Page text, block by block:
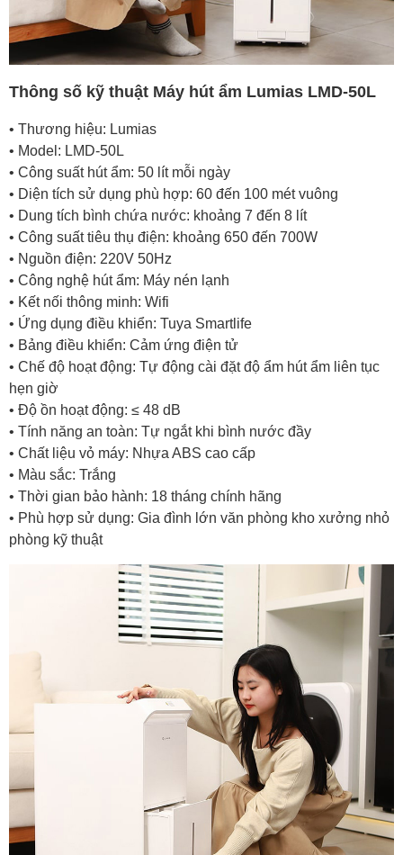
Thông số kỹ thuật Máy hút ẩm Lumias LMD-50L
• Thương hiệu: Lumias
• Model: LMD-50L
• Công suất hút ẩm: 50 lít mỗi ngày
• Diện tích sử dụng phù hợp: 60 đến 100 mét vuông
• Dung tích bình chứa nước: khoảng 7 đến 8 lít
• Công suất tiêu thụ điện: khoảng 650 đến 700W
• Nguồn điện: 220V 50Hz
• Công nghệ hút ẩm: Máy nén lạnh
• Kết nối thông minh: Wifi
• Ứng dụng điều khiển: Tuya Smartlife
• Bảng điều khiển: Cảm ứng điện tử
• Chế độ hoạt động: Tự động cài đặt độ ẩm hút ẩm liên tục
hẹn giờ
• Độ ồn hoạt động: ≤ 48 dB
• Tính năng an toàn: Tự ngắt khi bình nước đầy
• Chất liệu vỏ máy: Nhựa ABS cao cấp
• Màu sắc: Trắng
• Thời gian bảo hành: 18 tháng chính hãng
• Phù hợp sử dụng: Gia đình lớn văn phòng kho xưởng nhỏ
phòng kỹ thuật